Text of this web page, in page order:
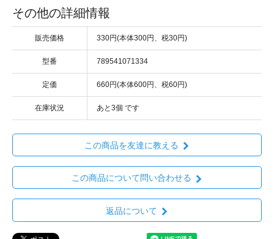
その他の詳細情報
販売価格 330円(本体300円、税30円)
型番 789541071334
定価 660円(本体600円、税60円)
在庫状況 あと3個 です
この商品を友達に教える
この商品について問い合わせる
返品について